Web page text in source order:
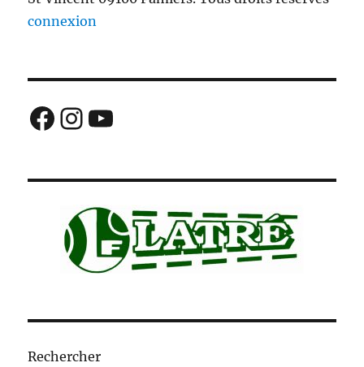
connexion
Facebook
Instagram
YouTube
Rechercher